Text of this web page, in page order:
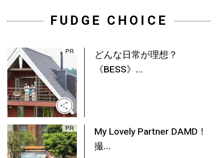
FUDGE CHOICE
どんな日常が理想？
《BESS》...
My Lovely Partner DAMD！
撮...